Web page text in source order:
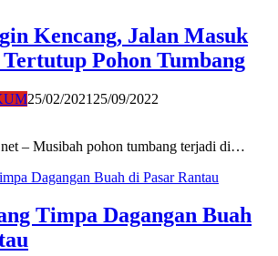
Kencang, Jalan Masuk
Pohon Tumbang
25/02/2021 25/09/2022
– Musibah pohon tumbang terjadi di…
Timpa Dagangan Buah